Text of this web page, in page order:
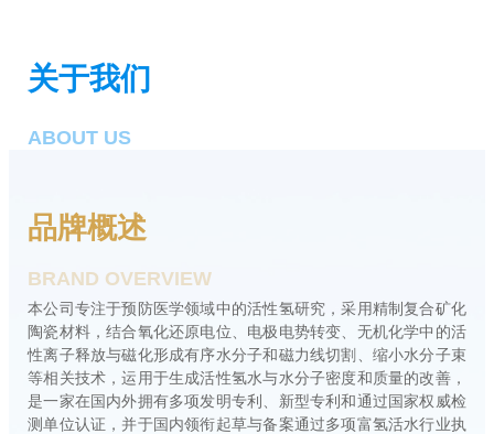
关于我们
ABOUT US
品牌概述
BRAND OVERVIEW
本公司专注于预防医学领域中的活性氢研究，采用精制复合矿化
陶瓷材料，结合氧化还原电位、电极电势转变、无机化学中的活
性离子释放与磁化形成有序水分子和磁力线切割、缩小水分子束
等相关技术，运用于生成活性氢水与水分子密度和质量的改善，
是一家在国内外拥有多项发明专利、新型专利和通过国家权威检
测单位认证，并于国内领衔起草与备案通过多项富氢活水行业执